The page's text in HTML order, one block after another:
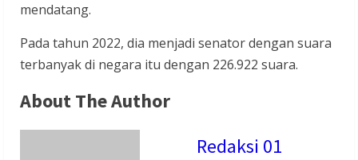
mendatang.
Pada tahun 2022, dia menjadi senator dengan suara
terbanyak di negara itu dengan 226.922 suara.
About The Author
Redaksi 01